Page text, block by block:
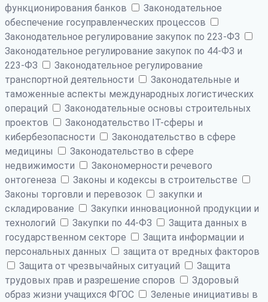
функционирования банков
Законодательное
обеспечение госуправленческих процессов
Законодательное регулирование закупок по 223-ФЗ
Законодательное регулирование закупок по 44-ФЗ и
223-ФЗ
Законодательное регулирование
транспортной деятельности
Законодательные и
таможенные аспекты международных логистических
операций
Законодательные основы строительных
проектов
Законодательство IT-сферы и
кибербезопасности
Законодательство в сфере
медицины
Законодательство в сфере
недвижимости
Закономерности речевого
онтогенеза
Законы и кодексы в строительстве
Законы торговли и перевозок
закупки и
складирование
Закупки инновационной продукции и
технологий
Закупки по 44-ФЗ
Защита данных в
государственном секторе
Защита информации и
персональных данных
защита от вредных факторов
Защита от чрезвычайных ситуаций
Защита
трудовых прав и разрешение споров
Здоровый
образ жизни учащихся ФГОС
Зеленые инициативы в